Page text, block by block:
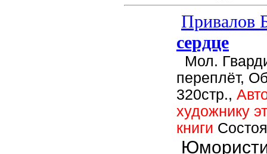
Привалов
сердце
Мол.
переплёт,
320стр.,
художнику
книги